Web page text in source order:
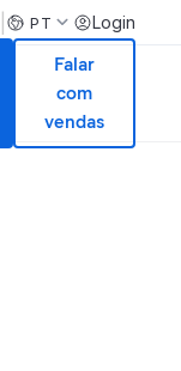
PT Login
Falar
com
vendas